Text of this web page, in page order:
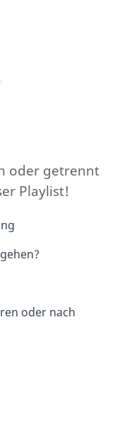
oder getrennt
Playlist!
oder nach